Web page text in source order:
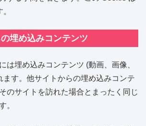
埋め込みコンテンツ
は埋め込みコンテンツ (動画、画像、
ます。他サイトからの埋め込みコンテ
のサイトを訪れた場合とまったく同じ
。